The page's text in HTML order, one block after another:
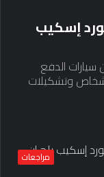
كيا سبورتاج 2025 وفورد إسكيب
2025 عبارة عن سيارات الدفع
وتشكيلات
مراجعات